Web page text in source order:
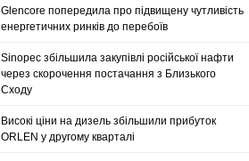
Glencore попередила про підвищену чутливість
енергетичних ринків до перебоїв
Sinopec збільшила закупівлі російської нафти
через скорочення постачання з Близького
Сходу
Високі ціни на дизель збільшили прибуток
ORLEN у другому кварталі